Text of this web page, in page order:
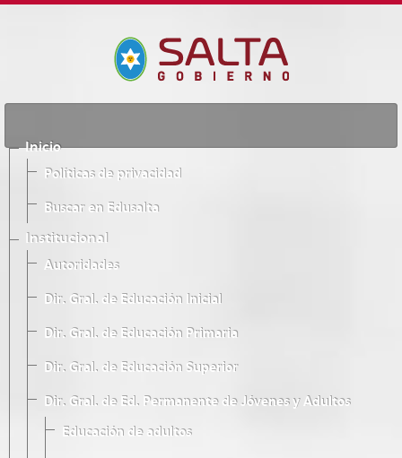
Inicio
Políticas de privacidad
Buscar en Edusalta
Institucional
Autoridades
Dir. Gral. de Educación Inicial
Dir. Gral. de Educación Primaria
Dir. Gral. de Educación Superior
Dir. Gral. de Ed. Permanente de Jóvenes y Adultos
Educación de adultos